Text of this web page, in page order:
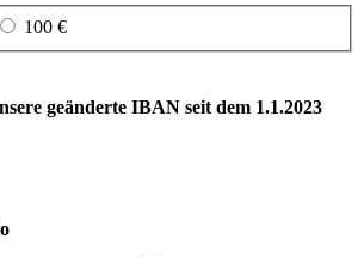
100 €
geänderte IBAN seit dem 1.1.2023